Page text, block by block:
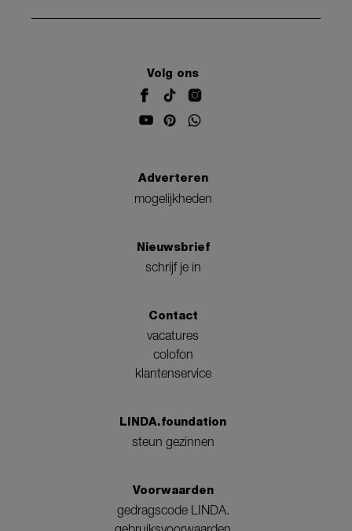
Volg ons
Adverteren
mogelijkheden
Nieuwsbrief
schrijf je in
Contact
vacatures
colofon
klantenservice
LINDA.foundation
steun gezinnen
Voorwaarden
gedragscode LINDA.